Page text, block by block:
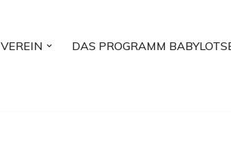
VEREIN DAS PROGRAMM